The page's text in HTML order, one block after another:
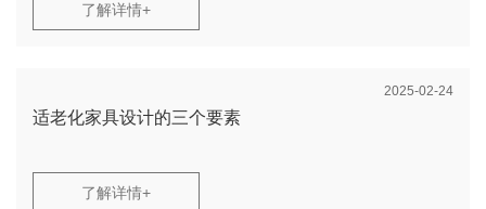
了解详情+
2025-02-24
适老化家具设计的三个要素
了解详情+